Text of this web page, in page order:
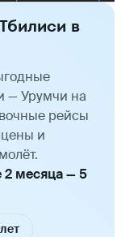
в
— Урумчи на
рейсы
и
месяца — 5